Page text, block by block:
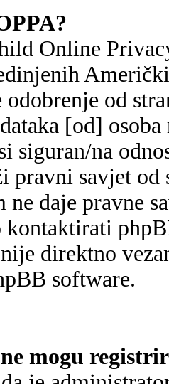
Online
odobrenje od
[od]
siguran/na
pravni savjet od
daje pravne
kontaktirati
direktno
software.
ne mogu